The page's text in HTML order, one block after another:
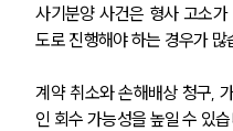
사기분양 사건은 형사 고소
도로 진행해야 하는 경우가 많
계약 취소와 손해배상 청구,
인 회수 가능성을 높일 수 있습